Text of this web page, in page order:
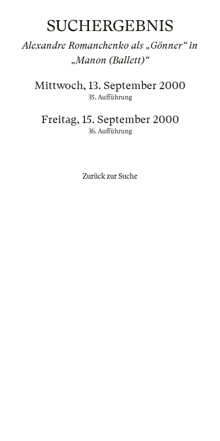
SUCHERGEBNIS
Alexandre Romanchenko als „Gönner“ in
„Manon (Ballett)“
Mittwoch, 13. September 2000
35. Aufführung
Freitag, 15. September 2000
36. Aufführung
Zurück zur Suche